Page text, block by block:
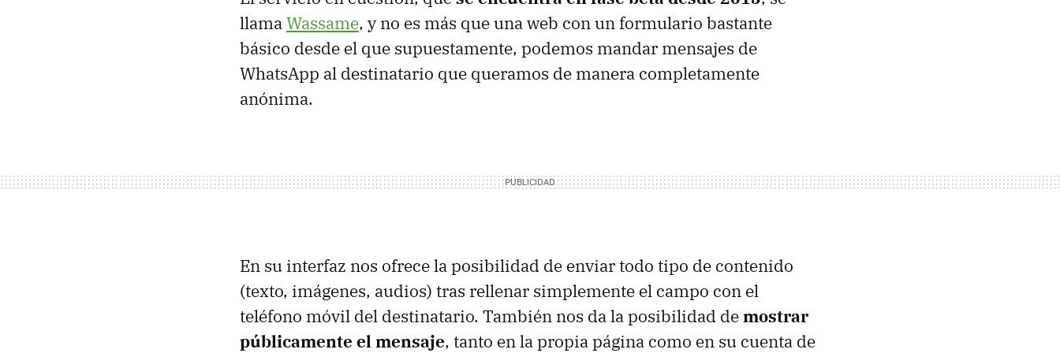
llamaWassame, y no es más que una web con un formulario bastante
básico desde el que supuestamente, podemos mandar mensajes de
WhatsApp al destinatario que queramos de manera completamente
anónima.
En su interfaz nos ofrece la posibilidad de enviar todo tipo de contenido
(texto, imágenes, audios) tras rellenar simplemente el campo con el
teléfono móvil del destinatario. También nos da la posibilidad demostrar
públicamente el mensaje, tanto en la propia página como en su cuenta de